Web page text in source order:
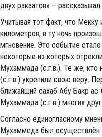
двух ракаатов» –
Учитывая тот факт, что
километров, в ту ночь
мгновение. Это событие
некоторые из которых
Мухаммада (с.г.в.). Те же, кто
(с.г.в.) укрепили свою веру.
ближайший сахаб Абу Бакр
Мухаммада (с.г.в.) многих
Согласно единогласному
Мухаммеда был осуществлён